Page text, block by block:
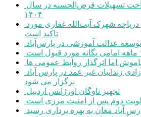
۱۴۰۴
تاکید است
عدالت آموزشی در پارس‌آباد
اما اثرگذار روابط عمومی ها
برگزار می شود
تجهیز ناوگان اورژانس اردبیل
دوم پس از امنیت مرزی است